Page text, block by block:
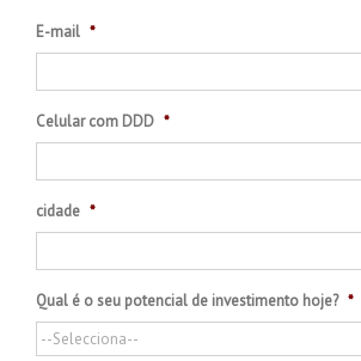
E-mail *
Celular com DDD *
cidade *
Qual é o seu potencial de investimento hoje? *